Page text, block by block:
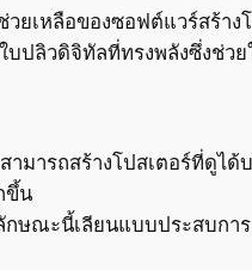
ยเหลือของซอฟต์แวร์สร้าง
บปลิวดิจิทัลที่ทรงพลังซึ่งช่ว
ารถสร้างโปสเตอร์ที่ดูไ
ขึ้น
ษณะนี้เลียนแบบประสบกา